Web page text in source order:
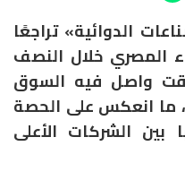
الدوائية» تراجعًا
المصري خلال النصف
2026، في وقت واصل فيه السوق
ما انعكس على الحصة
الشركات الأعلى